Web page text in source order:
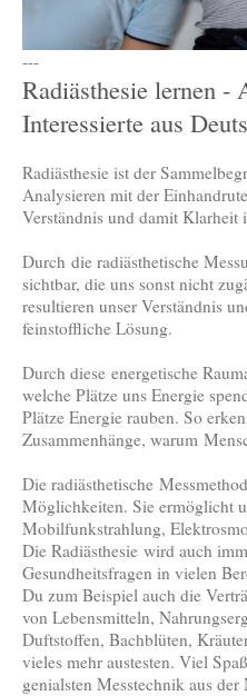
---
Radiästhesie lernen -
Interessierte aus
Radiästhesie ist der
Analysieren mit der
Verständnis und damit Klarheit
Durch die radiästhetische
sichtbar, die uns sonst nicht
resultieren unser Verständnis
feinstoffliche Lösung.
Durch diese energetische
welche Plätze uns Energie
Plätze Energie rauben. So
Zusammenhänge, warum
Die radiästhetische
Möglichkeiten. Sie ermöglicht
Mobilfunkstrahlung,
Die Radiästhesie wird auch
Gesundheitsfragen in vielen
Du zum Beispiel auch die
von Lebensmitteln,
Duftstoffen, Bachblüten,
vieles mehr austesten. Viel
genialsten Messtechnik aus